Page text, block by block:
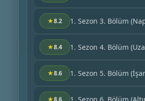
★8.2 1. Sezon 3. Bölüm
★8.4 1. Sezon 4. Bölüm
★8.6 1. Sezon 5. Bölüm
★8.6